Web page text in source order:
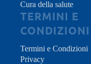
Cura della salute
TERMINI E
CONDIZIONI
Termini e Condizioni
Privacy